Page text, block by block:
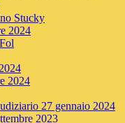
Stucky
2024
2024
27 gennaio 2024
2023